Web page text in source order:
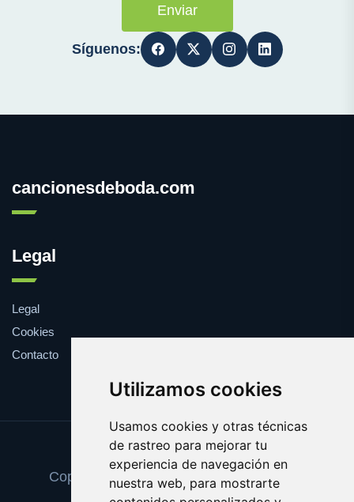
Utilizamos cookies
Usamos cookies y otras técnicas
de rastreo para mejorar tu
experiencia de navegación en
nuestra web, para mostrarte
Enviar
Síguenos:
cancionesdeboda.com
Legal
Legal
Cookies
Contacto
Update cookies preferences
Copyright © 2025 cancionesdeboda.com